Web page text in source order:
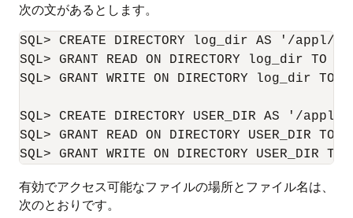
次の文があるとします。
SQL> CREATE DIRECTORY log_dir AS '/
SQL> GRANT READ ON DIRECTORY log_dir TO
SQL> GRANT WRITE ON DIRECTORY log_dir TO
SQL> CREATE DIRECTORY USER_DIR AS '/
SQL> GRANT READ ON DIRECTORY USER_DIR TO
有効でアクセス可能なファイルの場所とファイル名は、
次のとおりです。